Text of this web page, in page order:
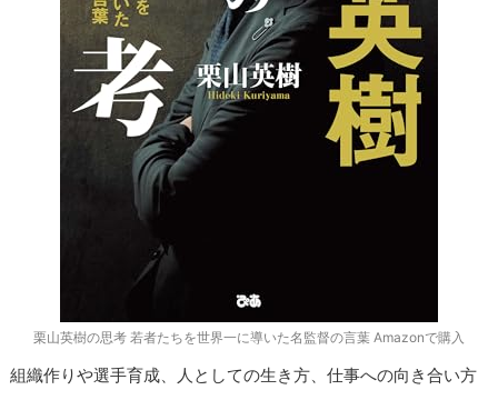
栗山英樹の思考 若者たちを世界一に導いた名監督の言葉 Amazonで購入
組織作りや選手育成、人としての生き方、仕事への向き合い方